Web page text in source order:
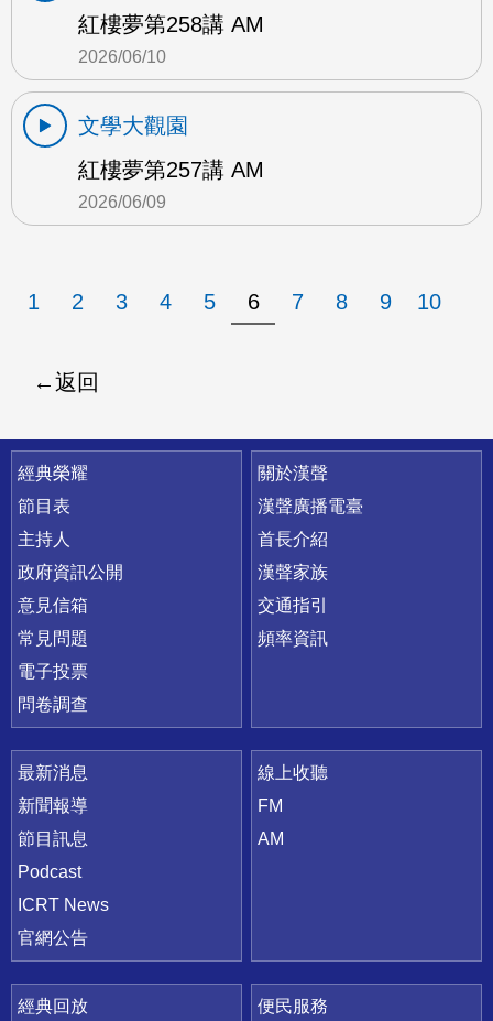
紅樓夢第258講 AM
2026/06/10
文學大觀園
紅樓夢第257講 AM
2026/06/09
1 2 3 4 5 6 7 8 9 10
返回
快速連結
經典榮耀
節目表
主持人
政府資訊公開
意見信箱
常見問題
電子投票
問卷調查
關於漢聲
漢聲廣播電臺
首長介紹
漢聲家族
交通指引
頻率資訊
最新消息
新聞報導
節目訊息
Podcast
ICRT News
官網公告
線上收聽
FM
AM
經典回放
便民服務